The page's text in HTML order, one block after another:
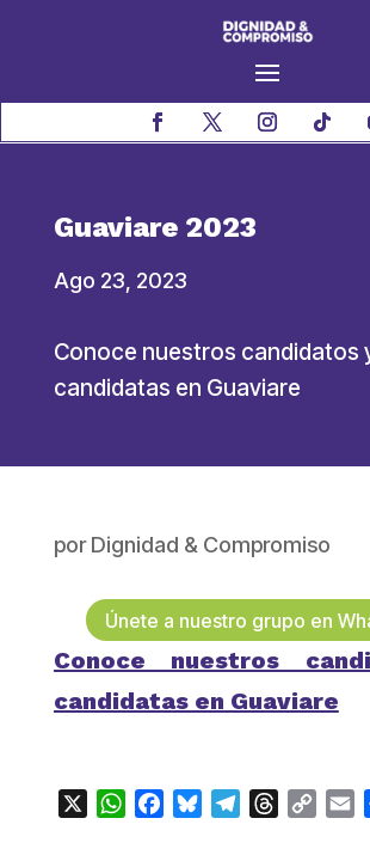
Guaviare 2023
Ago 23, 2023
Conoce nuestros candidatos
candidatas en Guaviare
porDignidad & Compromiso
Únete a nuestro grupo en
Conoce nuestros
candidatas en Guaviare
WhatsApp
FacebookBlueskyTelegramThreads
Copy